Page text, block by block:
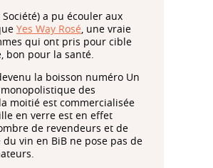
a pu écouler aux
Yes Way Rosé, une vraie
qui ont pris pour cible
bon pour la santé.
la boisson numéro Un
des
moitié est commercialisée
en verre est en effet
de revendeurs et de
vin en BiB ne pose pas de